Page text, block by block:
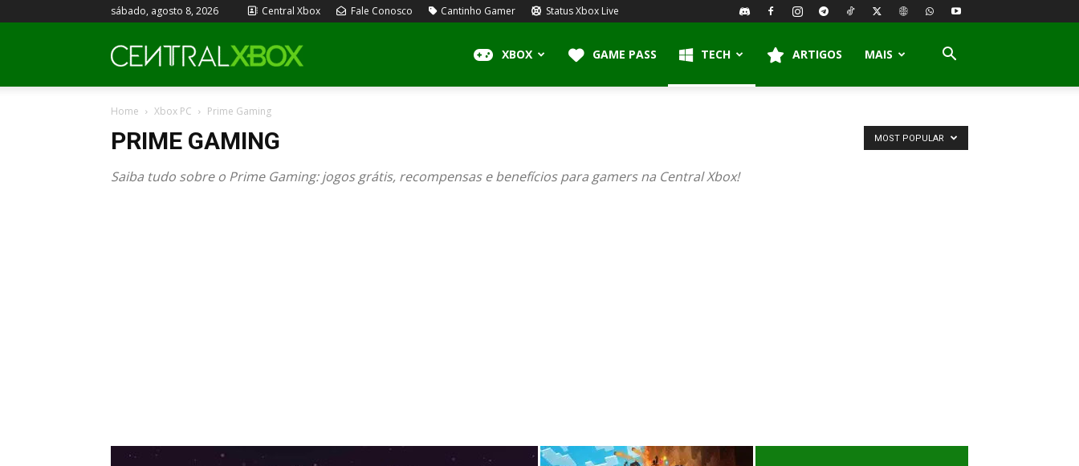
sábado, agosto 8, 2026 Central Xbox Fale Conosco Cantinho Gamer Status Xbox Live
XBOX GAME PASS TECH ARTIGOS MAIS
Home Xbox PC Prime Gaming
PRIME GAMING
Saiba tudo sobre o Prime Gaming: jogos grátis, recompensas e benefícios para gamers na Central Xbox!
MOST POPULAR